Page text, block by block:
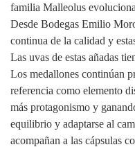
familia Malleolus
Desde Bodegas Emilio
continua de la calidad y
Las uvas de estas añadas
Los medallones continúan
referencia como elemento
más protagonismo y
equilibrio y adaptarse al
acompañan a las cápsulas